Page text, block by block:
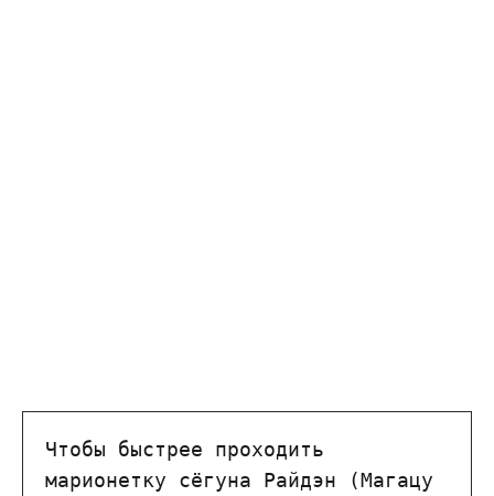
Чтобы быстрее проходить
марионетку сёгуна Райдэн (Магацу